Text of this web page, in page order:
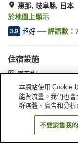
惠那, 岐阜縣, 日本
於地圖上顯示
3.9 超好 評語數：
住宿設施
停車場
餐廳
首頁 日本 岐阜縣
本網站使用 Cookie
能與流量。我們也
群媒體、廣告和分析
不要銷售我